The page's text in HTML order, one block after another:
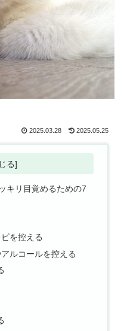
2025.03.28 2025.05.25
キリ目覚めるための7
を控える
ルコールを控える